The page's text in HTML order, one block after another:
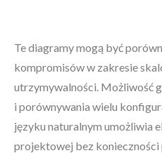
Te diagramy mogą być
kompromisów w zakresie
utrzymywalności. Możliwość
i porównywania wielu
języku naturalnym umożliwia
projektowej bez konieczności